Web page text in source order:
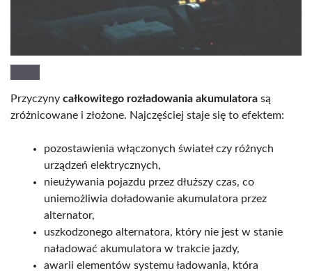
Przyczyny całkowitego rozładowania akumulatora są
zróżnicowane i złożone. Najczęściej staje się to efektem:
pozostawienia włączonych świateł czy różnych
urządzeń elektrycznych,
nieużywania pojazdu przez dłuższy czas, co
uniemożliwia doładowanie akumulatora przez
alternator,
uszkodzonego alternatora, który nie jest w stanie
naładować akumulatora w trakcie jazdy,
awarii elementów systemu ładowania, która